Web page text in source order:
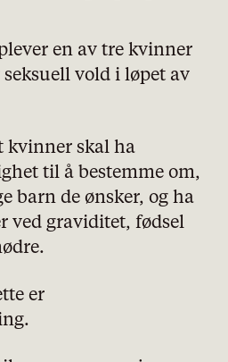
en av tre kvinner
vold i løpet av
kvinner skal ha
til å bestemme om,
barn de ønsker, og ha
ved graviditet, fødsel
er